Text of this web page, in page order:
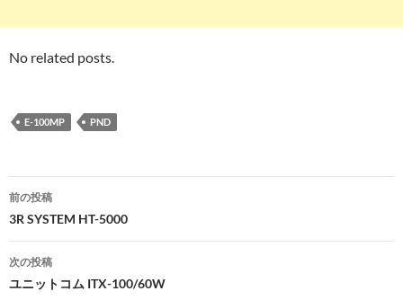
No related posts.
E-100MP PND
投
稿
ナ
ビ
前の投稿
3R SYSTEM HT-5000
次の投稿
ユニットコム ITX-100/60W